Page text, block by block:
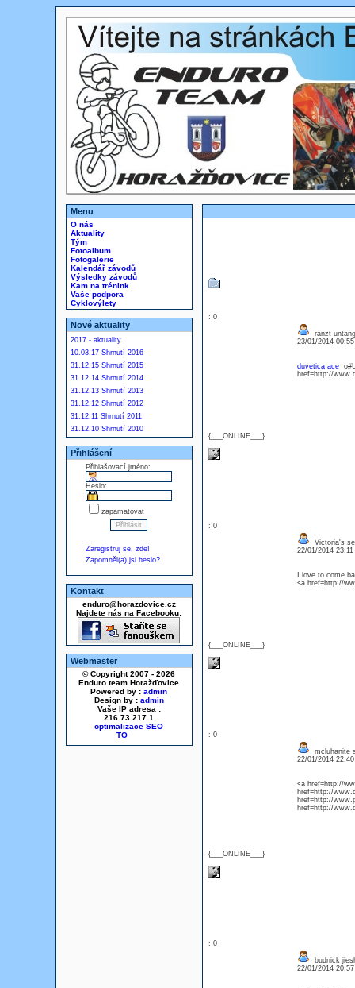
Menu
O nás
Aktuality
Tým
Fotoalbum
Fotogalerie
Kalendář závodů
Výsledky závodů
Kam na trénink
Vaše podpora
Cyklovýlety
Nové aktuality
2017 - aktuality
10.03.17 Shrnutí 2016
31.12.15 Shrnutí 2015
31.12.14 Shrnutí 2014
31.12.13 Shrnutí 2013
31.12.12 Shrnutí 2012
31.12.11 Shrnutí 2011
31.12.10 Shrnutí 2010
Přihlášení
Přihlašovací jméno:
Heslo:
zapamatovat
Zaregistruj se, zde!
Zapomněl(a) jsi heslo?
Kontakt
enduro@horazdovice.cz
Najdete nás na Facebooku:
Webmaster
© Copyright 2007 - 2026
Enduro team Horažďovice
Powered by : admin
Design by : admin
Vaše IP adresa :
216.73.217.1
optimalizace SEO
: 0
{___ONLINE___}
ranzt
23/01/2014
duvetica ace
href=http://
: 0
{___ONLINE___}
Victoria's
22/01/2014
I love to come
<a href=http://
: 0
{___ONLINE___}
mcluhanite
22/01/2014
<a href=http://
href=http://
href=http://
href=http://
: 0
budnick
22/01/2014